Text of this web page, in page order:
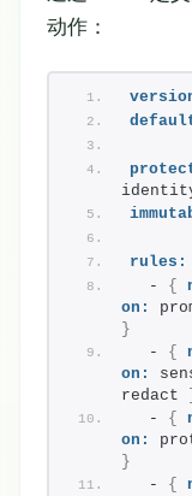
动作：
rules:
  -
{
on:
}
  -
{
on:
redact
  -
{
on:
}
  -
{